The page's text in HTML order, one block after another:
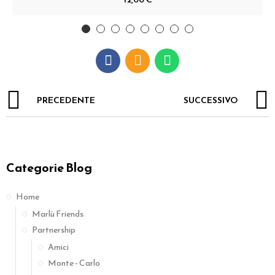
PRECEDENTE SUCCESSIVO
Categorie Blog
Home
Marlù Friends
Partnership
Amici
Monte - Carlo